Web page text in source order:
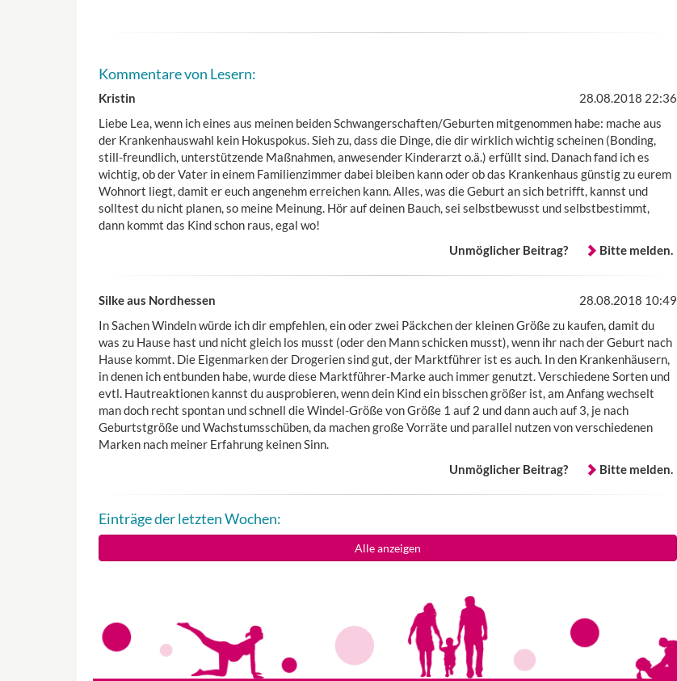
Kommentare von Lesern:
Kristin
28.08.2018 22:36
Liebe Lea, wenn ich eines aus meinen beiden Schwangerschaften/Geburten mitgenommen habe: mache aus
der Krankenhauswahl kein Hokuspokus. Sieh zu, dass die Dinge, die dir wirklich wichtig scheinen (Bonding,
still-freundlich, unterstützende Maßnahmen, anwesender Kinderarzt o.ä.) erfüllt sind. Danach fand ich es
wichtig, ob der Vater in einem Familienzimmer dabei bleiben kann oder ob das Krankenhaus günstig zu eurem
Wohnort liegt, damit er euch angenehm erreichen kann. Alles, was die Geburt an sich betrifft, kannst und
solltest du nicht planen, so meine Meinung. Hör auf deinen Bauch, sei selbstbewusst und selbstbestimmt,
dann kommt das Kind schon raus, egal wo!
Unmöglicher Beitrag?
Bitte melden.
Silke aus Nordhessen
28.08.2018 10:49
In Sachen Windeln würde ich dir empfehlen, ein oder zwei Päckchen der kleinen Größe zu kaufen, damit du
was zu Hause hast und nicht gleich los musst (oder den Mann schicken musst), wenn ihr nach der Geburt nach
Hause kommt. Die Eigenmarken der Drogerien sind gut, der Marktführer ist es auch. In den Krankenhäusern,
in denen ich entbunden habe, wurde diese Marktführer-Marke auch immer genutzt. Verschiedene Sorten und
evtl. Hautreaktionen kannst du ausprobieren, wenn dein Kind ein bisschen größer ist, am Anfang wechselt
man doch recht spontan und schnell die Windel-Größe von Größe 1 auf 2 und dann auch auf 3, je nach
Geburtstgröße und Wachstumsschüben, da machen große Vorräte und parallel nutzen von verschiedenen
Marken nach meiner Erfahrung keinen Sinn.
Unmöglicher Beitrag?
Bitte melden.
Einträge der letzten Wochen:
Alle anzeigen